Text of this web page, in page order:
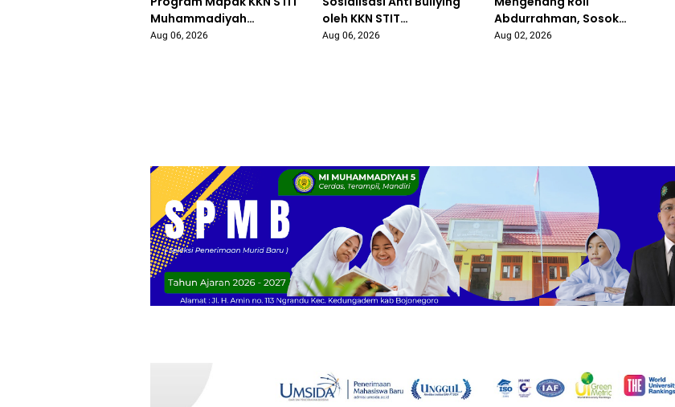
Muhammadiyah
Bojonegoro: Edukasi
Aug 06, 2026
oleh KKN STIT
Muhammadiyah
Aug 06, 2026
Abdurrahman, Sosok
Inspiratif di Balik
Aug 02, 2026